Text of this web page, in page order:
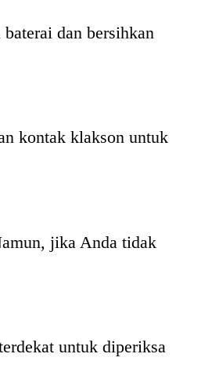
dan bersihkan
kontak klakson untuk
jika Anda tidak
untuk diperiksa